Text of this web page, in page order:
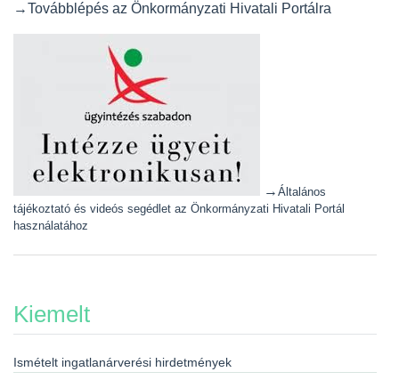
→Továbblépés az Önkormányzati Hivatali Portálra
→ Általános
tájékoztató és videós segédlet az Önkormányzati Hivatali Portál
használatához
Kiemelt
Ismételt ingatlanárverési hirdetmények